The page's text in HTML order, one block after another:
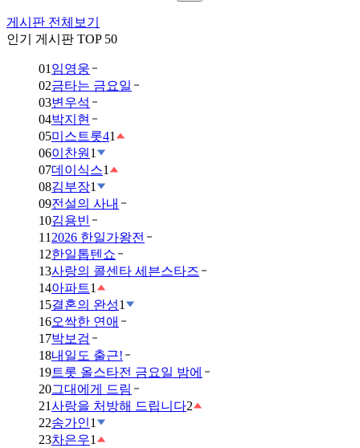
게시판 전체보기
인기 게시판 TOP 50
01 임영웅
02금타는 금요일
03변우석
04박지현
05미스트롯41
06이찬원 1
07데이식스1
08김부장1
09전설의 사내
10김용빈
11 2026 한일가왕전
12한일톱텐쇼
13사랑의 콜센타 세븐스타즈
14아파트1
15결혼의 완성1
16오싹한 연애
17박보검
18내일도 출근!
19트롯 올스타전 금요일 밤에
20그대에게 드림
21사랑을 처방해 드립니다2
22송가인1
23차은우1